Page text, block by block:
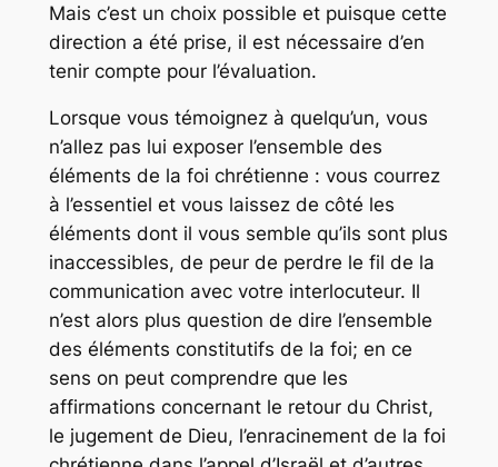
Mais c’est un choix possible et puisque cette
direction a été prise, il est nécessaire d’en
tenir compte pour l’évaluation.
Lorsque vous témoignez à quelqu’un, vous
n’allez pas lui exposer l’ensemble des
éléments de la foi chrétienne : vous courrez
à l’essentiel et vous laissez de côté les
éléments dont il vous semble qu’ils sont plus
inaccessibles, de peur de perdre le fil de la
communication avec votre interlocuteur. Il
n’est alors plus question de dire l’ensemble
des éléments constitutifs de la foi; en ce
sens on peut comprendre que les
affirmations concernant le retour du Christ,
le jugement de Dieu, l’enracinement de la foi